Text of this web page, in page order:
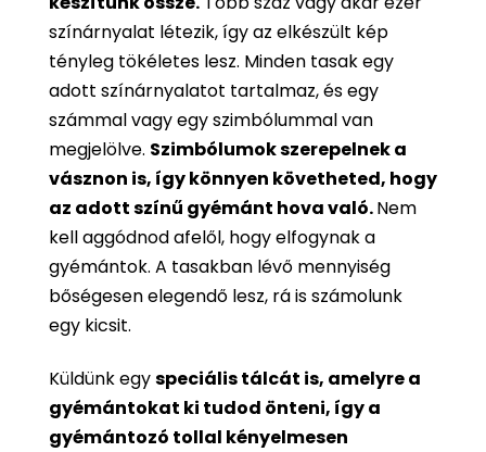
színárnyalat létezik, így az elkészült kép
tényleg tökéletes lesz. Minden tasak egy
adott színárnyalatot tartalmaz, és egy
számmal vagy egy szimbólummal van
megjelölve. Szimbólumok szerepelnek a
vásznon is, így könnyen követheted, hogy
az adott színű gyémánt hova való.Nem
kell aggódnod afelől, hogy elfogynak a
gyémántok. A tasakban lévő mennyiség
bőségesen elegendő lesz, rá is számolunk
egy kicsit.
Küldünk egyspeciális tálcát is, amelyre a
gyémántokat ki tudod önteni, így a
gyémántozó tollal kényelmesen